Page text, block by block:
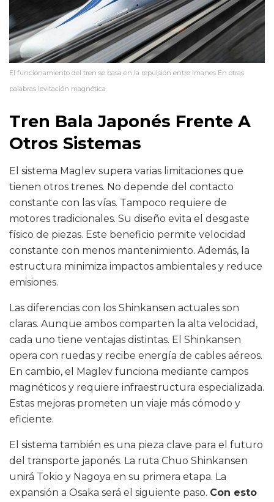
El funcionamiento del tren se basa en la repulsión entre imanes En otras
palabras levitación magnética
Tren Bala Japonés Frente A
Otros Sistemas
El sistema Maglev supera varias limitaciones que
tienen otros trenes. No depende del contacto
constante con las vías. Tampoco requiere de
motores tradicionales. Su diseño evita el desgaste
físico de piezas. Este beneficio permite velocidad
constante con menos mantenimiento. Además, la
estructura minimiza impactos ambientales y reduce
emisiones.
Las diferencias con los Shinkansen actuales son
claras. Aunque ambos comparten la alta velocidad,
cada uno tiene ventajas distintas. El Shinkansen
opera con ruedas y recibe energía de cables aéreos.
En cambio, el Maglev funciona mediante campos
magnéticos y requiere infraestructura especializada.
Estas mejoras prometen un viaje más cómodo y
eficiente.
El sistema también es una pieza clave para el futuro
del transporte japonés. La ruta Chuo Shinkansen
unirá Tokio y Nagoya en su primera etapa. La
expansión a Osaka será el siguiente paso. Con esto